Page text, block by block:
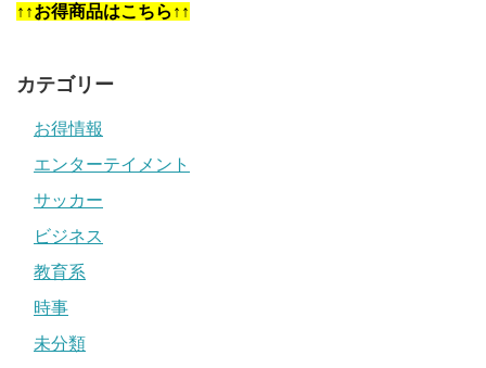
↑↑お得商品はこちら↑↑
カテゴリー
お得情報
エンターテイメント
サッカー
ビジネス
教育系
時事
未分類